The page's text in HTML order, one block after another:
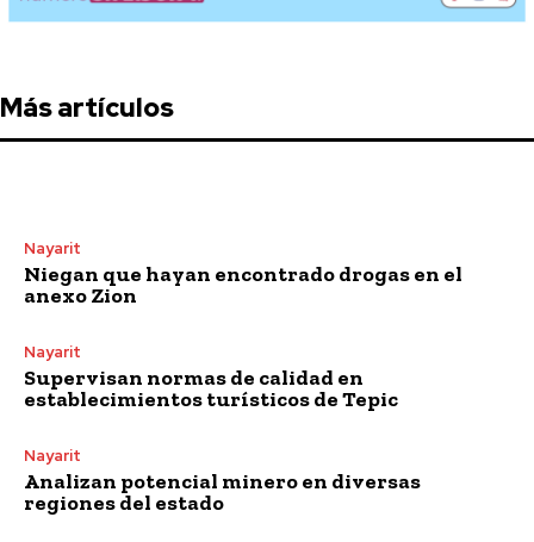
Más artículos
Nayarit
Niegan que hayan encontrado drogas en el
anexo Zion
Nayarit
Supervisan normas de calidad en
establecimientos turísticos de Tepic
Nayarit
Analizan potencial minero en diversas
regiones del estado